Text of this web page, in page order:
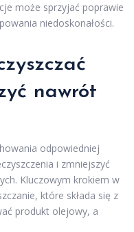
może sprzyjać poprawie
niedoskonałości.
nawrót
odpowiedniej
i zmniejszyć
Kluczowym krokiem w
które składa się z
produkt olejowy, a